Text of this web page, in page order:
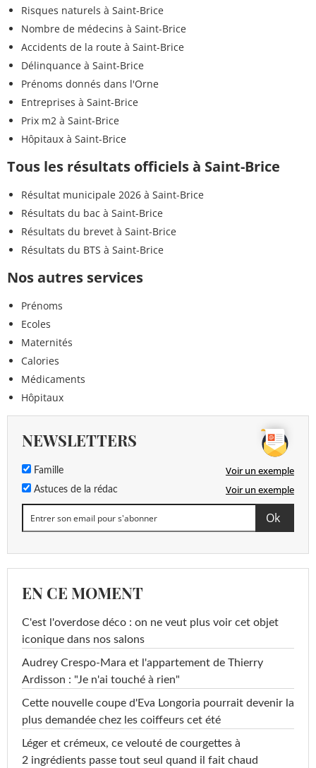
Risques naturels à Saint-Brice
Nombre de médecins à Saint-Brice
Accidents de la route à Saint-Brice
Délinquance à Saint-Brice
Prénoms donnés dans l'Orne
Entreprises à Saint-Brice
Prix m2 à Saint-Brice
Hôpitaux à Saint-Brice
Tous les résultats officiels à Saint-Brice
Résultat municipale 2026 à Saint-Brice
Résultats du bac à Saint-Brice
Résultats du brevet à Saint-Brice
Résultats du BTS à Saint-Brice
Nos autres services
Prénoms
Ecoles
Maternités
Calories
Médicaments
Hôpitaux
NEWSLETTERS
Famille Voir un exemple
Astuces de la rédac Voir un exemple
EN CE MOMENT
C'est l'overdose déco : on ne veut plus voir cet objet
iconique dans nos salons
Audrey Crespo-Mara et l'appartement de Thierry
Ardisson : "Je n'ai touché à rien"
Cette nouvelle coupe d'Eva Longoria pourrait devenir la
plus demandée chez les coiffeurs cet été
Léger et crémeux, ce velouté de courgettes à
2 ingrédients passe tout seul quand il fait chaud